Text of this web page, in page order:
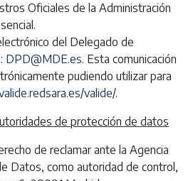
Oficiales de la Administración
del Delegado de
DPD@MDE.es. Esta comunicación
pudiendo utilizar para
valide/.
de protección de datos
de reclamar ante la Agencia
Datos, como autoridad de control,